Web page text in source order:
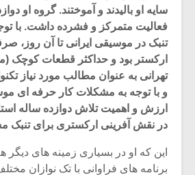
سایه او بالیدند و آموختند. گروه او
فعالیت متمرکز و فشرده داشت. با
تنبک در موسیقی ایرانی تا آن روز،
ارکستر بود و حداکثر قطعات کوچک
تهرانی به عنوان مطالب مورد نیاز
و با توجه به مشکلات کار حرفه ای
ارزش و اهمیت تلاش دوازده ساله
در نقش آفرینی ارکستری برای
این که او در بسیاری زمینه های دیگر
برنامه های فراوانی با تک نوازان